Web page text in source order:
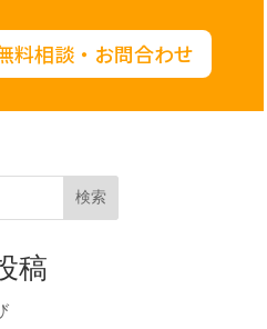
料相談・お問合わせ
検索
稿